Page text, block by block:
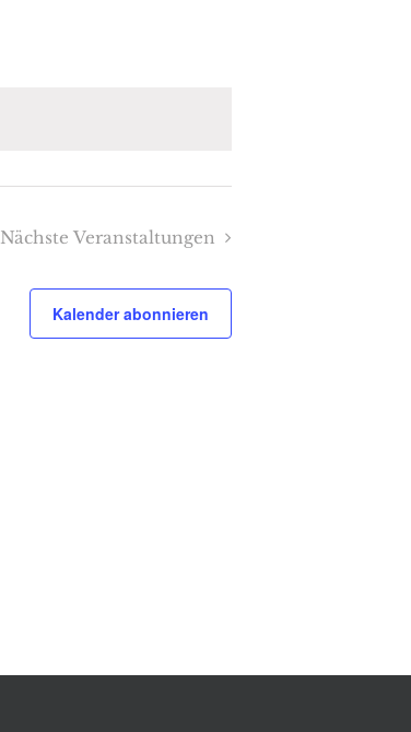
Nächste Veranstaltungen
Kalender abonnieren